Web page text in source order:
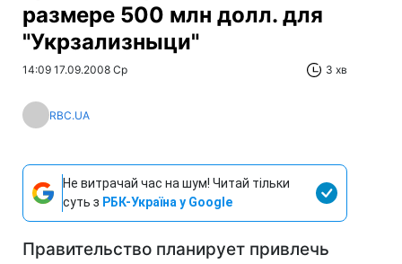
размере 500 млн долл. для
"Укрзализныци"
14:09 17.09.2008 Ср 3 хв
RBC.UA
Не витрачай час на шум! Читай тільки
суть з РБК-Україна у Google
Правительство планирует привлечь